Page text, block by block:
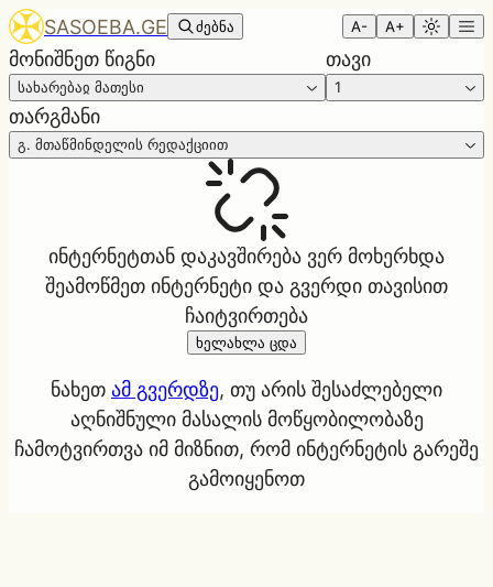
SASOEBA.GE ძებნა A- A+
მონიშნეთ წიგნი
სახარებაჲ მათესი
თავი
1
თარგმანი
გ. მთაწმინდელის რედაქციით
ინტერნეტთან დაკავშირება ვერ მოხერხდა
შეამოწმეთ ინტერნეტი და გვერდი თავისით
ჩაიტვირთება
ხელახლა ცდა
ნახეთ ამ გვერდზე, თუ არის შესაძლებელი
აღნიშნული მასალის მოწყობილობაზე
ჩამოტვირთვა იმ მიზნით, რომ ინტერნეტის გარეშე
გამოიყენოთ